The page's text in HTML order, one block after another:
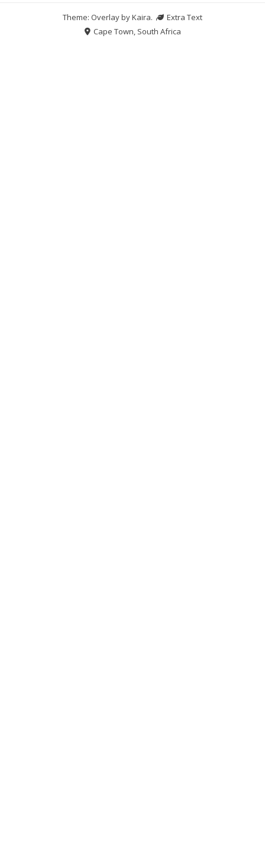
Theme: Overlay byKaira.
Extra Text
Cape Town, South Africa